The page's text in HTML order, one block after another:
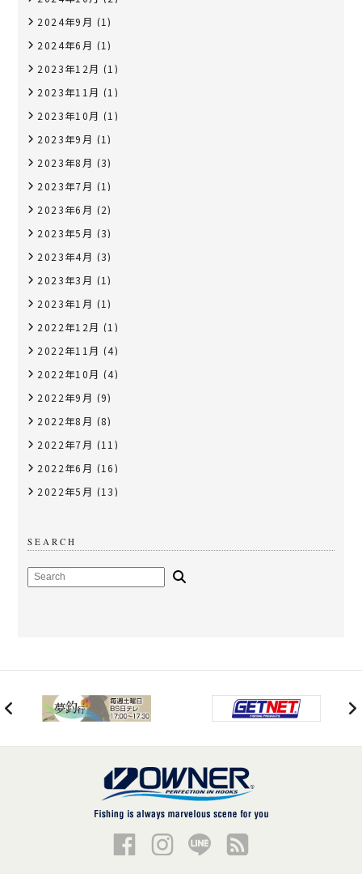
2024年9月 (1)
2024年6月 (1)
2023年12月 (1)
2023年11月 (1)
2023年10月 (1)
2023年9月 (1)
2023年8月 (3)
2023年7月 (1)
2023年6月 (2)
2023年5月 (3)
2023年4月 (3)
2023年3月 (1)
2023年1月 (1)
2022年12月 (1)
2022年11月 (4)
2022年10月 (4)
2022年9月 (9)
2022年8月 (8)
2022年7月 (11)
2022年6月 (16)
2022年5月 (13)
SEARCH